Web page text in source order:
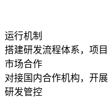
运行机制
搭建研发流程体系，项目
市场合作
对接国内合作机构，开
研发管控